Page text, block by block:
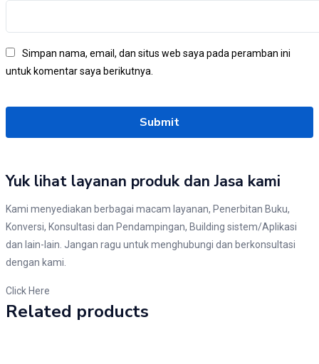
Simpan nama, email, dan situs web saya pada peramban ini
untuk komentar saya berikutnya.
Yuk lihat layanan produk dan Jasa kami
Kami menyediakan berbagai macam layanan, Penerbitan Buku,
Konversi, Konsultasi dan Pendampingan, Building sistem/Aplikasi
dan lain-lain. Jangan ragu untuk menghubungi dan berkonsultasi
dengan kami.
Click Here
Related products